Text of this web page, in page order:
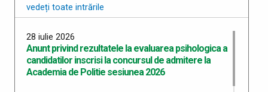
vedeți toate intrările
28 iulie 2026
Anunt privind rezultatele la evaluarea psihologica a
candidatilor inscrisi la concursul de admitere la
Academia de Politie sesiunea 2026